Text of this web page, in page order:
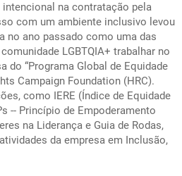
na contratação pela
com um ambiente inclusivo levou
no ano passado como uma das
LGBTQIA+ trabalhar no
do “Programa Global de Equidade
Campaign Foundation (HRC).
como IERE (Índice de Equidade
-- Princípio de Empoderamento
na Liderança e Guia de Rodas,
da empresa em Inclusão,